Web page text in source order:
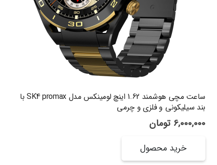
ساعت مچی هوشمند 1.62 اینچ لومینکس مدل SK4 promax با
بند سیلیکونی و فلزی و چرمی
6,000,000 تومان
خرید محصول